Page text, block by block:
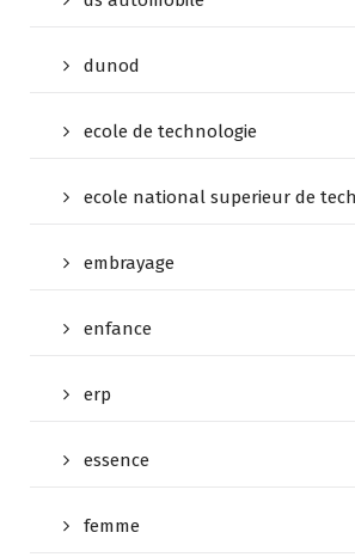
dunod
ecole de technologie
ecole national superieur de
embrayage
enfance
erp
essence
femme